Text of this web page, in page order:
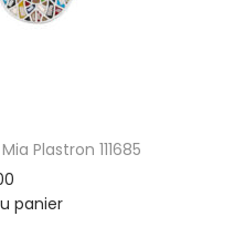
Plastron 111685
panier